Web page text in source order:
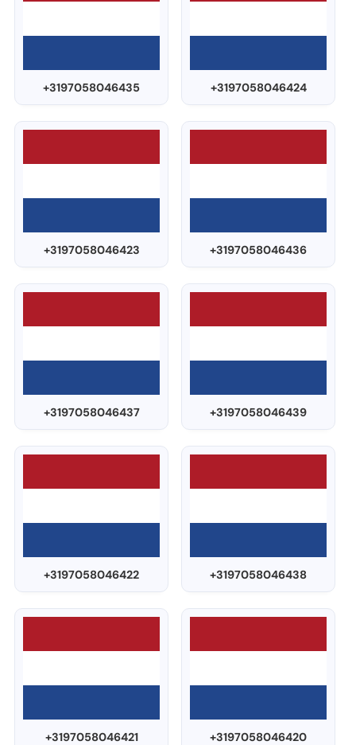
+3197058046435 +3197058046424
+3197058046423 +3197058046436
+3197058046437 +3197058046439
+3197058046422 +3197058046438
+3197058046421 +3197058046420